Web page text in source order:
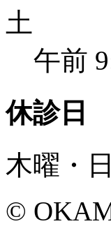
土
午前
休診日
木曜・
©